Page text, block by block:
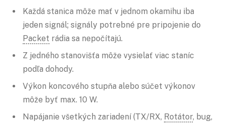
Každá stanica môže mať v jednom okamihu iba
jeden signál; signály potrebné pre pripojenie do
Packet rádia sa nepočítajú.
Z jedného stanovišťa môže vysielať viac staníc
podľa dohody.
Výkon koncového stupňa alebo súčet výkonov
môže byť max. 10 W.
Napájanie všetkých zariadení (TX/RX, Rotátor, bug,